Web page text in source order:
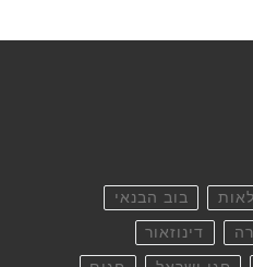
בוב הבנאי
דינוזאור